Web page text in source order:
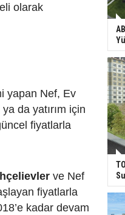
olarak
yapan Nef, Ev
da yatırım için
fiyatlarla
ve Nef
fiyatlarla
kadar devam